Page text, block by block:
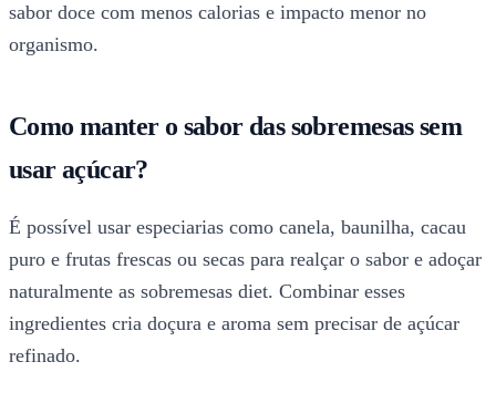
sabor doce com menos calorias e impacto menor no
organismo.
Como manter o sabor das sobremesas sem
usar açúcar?
É possível usar especiarias como canela, baunilha, cacau
puro e frutas frescas ou secas para realçar o sabor e adoçar
naturalmente as sobremesas diet. Combinar esses
ingredientes cria doçura e aroma sem precisar de açúcar
refinado.